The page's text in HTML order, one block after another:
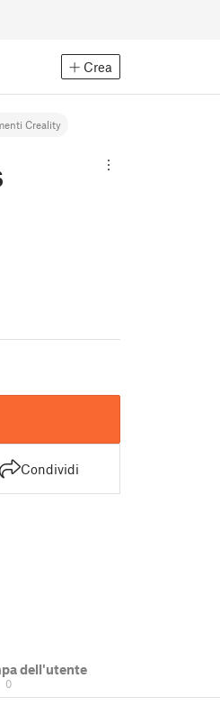
Crea
Creality
Condividi
dell'utente
0